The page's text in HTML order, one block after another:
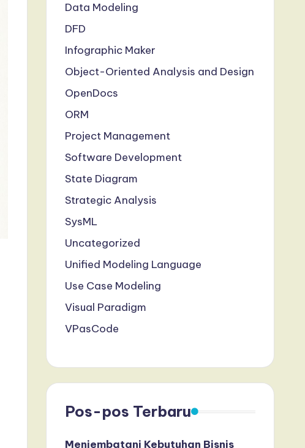
Data Modeling
DFD
Infographic Maker
Object-Oriented Analysis and Design
OpenDocs
ORM
Project Management
Software Development
State Diagram
Strategic Analysis
SysML
Uncategorized
Unified Modeling Language
Use Case Modeling
Visual Paradigm
VPasCode
Pos-pos Terbaru
Menjembatani Kebutuhan Bisnis